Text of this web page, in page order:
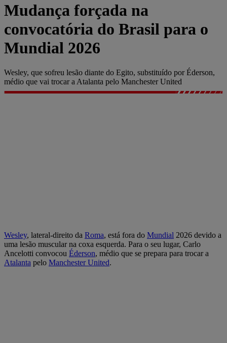
Mudança forçada na
convocatória do Brasil para o
Mundial 2026
Wesley, que sofreu lesão diante do Egito, substituído por Éderson,
médio que vai trocar a Atalanta pelo Manchester United
Wesley, lateral-direito da Roma, está fora do Mundial 2026 devido a
uma lesão muscular na coxa esquerda. Para o seu lugar, Carlo
Ancelotti convocou Éderson, médio que se prepara para trocar a
Atalanta pelo Manchester United.